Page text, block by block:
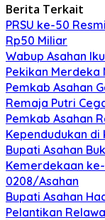
Berita Terkait
PRSU ke-50
Rp50 Miliar
Wabup Asahan
Pekikan Merdeka
Pemkab Asahan
Remaja Putri
Pemkab Asahan
Kependudukan di
Bupati Asahan
Kemerdekaan
0208/Asahan
Bupati Asahan
Pelantikan